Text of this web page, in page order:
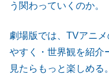
う関わっていくのか。
劇場版では、TVアニ
やすく・世界観を紹
見たらもっと楽しめ